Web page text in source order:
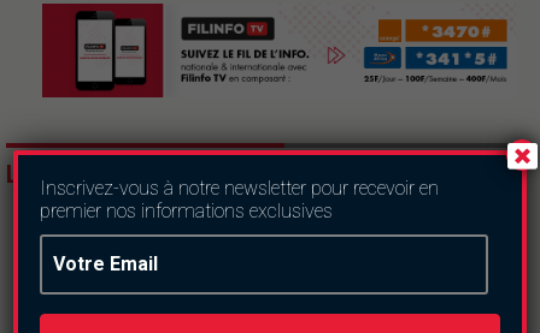
LES DERNIERS ARTICLES
Inscrivez-vous à notre newsletter pour recevoir en
premier nos informations exclusives